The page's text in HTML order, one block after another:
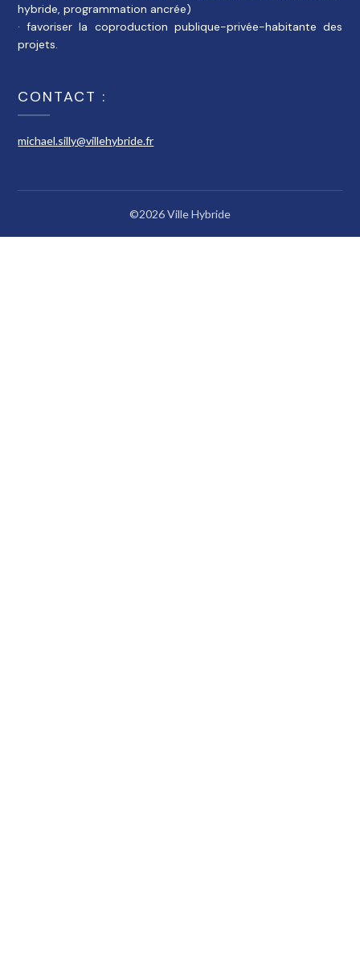
hybride, programmation ancrée)
· favoriser la coproduction publique-privée-habitante des
projets.
CONTACT :
michael.silly@villehybride.fr
©2026 Ville Hybride